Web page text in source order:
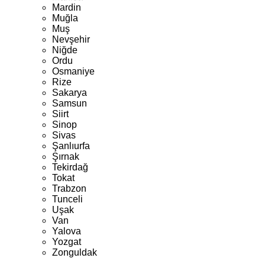
Mardin
Muğla
Muş
Nevşehir
Niğde
Ordu
Osmaniye
Rize
Sakarya
Samsun
Siirt
Sinop
Sivas
Şanlıurfa
Şırnak
Tekirdağ
Tokat
Trabzon
Tunceli
Uşak
Van
Yalova
Yozgat
Zonguldak